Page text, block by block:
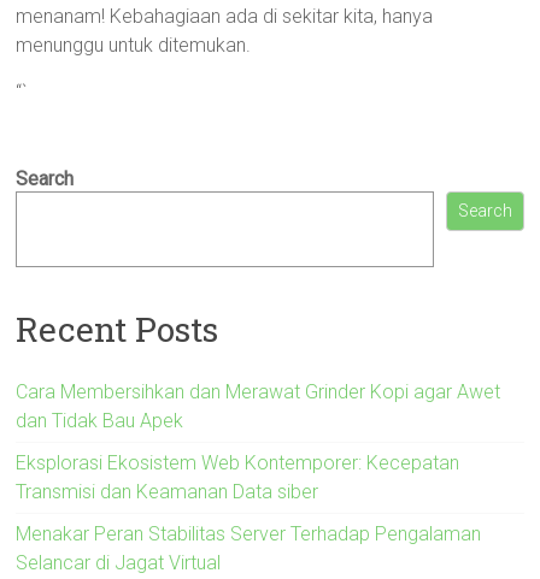
menanam! Kebahagiaan ada di sekitar kita, hanya
menunggu untuk ditemukan.
“`
Search
Search
Recent Posts
Cara Membersihkan dan Merawat Grinder Kopi agar Awet
dan Tidak Bau Apek
Eksplorasi Ekosistem Web Kontemporer: Kecepatan
Transmisi dan Keamanan Data siber
Menakar Peran Stabilitas Server Terhadap Pengalaman
Selancar di Jagat Virtual